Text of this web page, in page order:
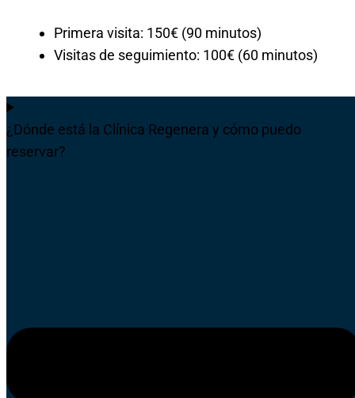
Primera visita: 150€ (90 minutos)
Visitas de seguimiento: 100€ (60 minutos)
¿Dónde está la Clínica Regenera y cómo puedo
reservar?